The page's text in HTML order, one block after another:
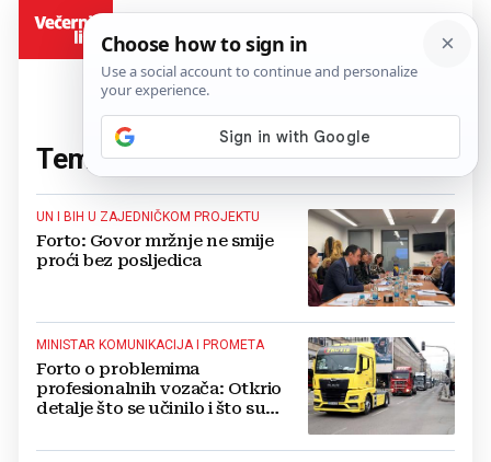
Tema:Edin Forto(69 članaka)
UN I BIH U ZAJEDNIČKOM PROJEKTU
Forto: Govor mržnje ne smije
proći bez posljedica
MINISTAR KOMUNIKACIJA I PROMETA
Forto o problemima
profesionalnih vozača: Otkrio
detalje što se učinilo i što su